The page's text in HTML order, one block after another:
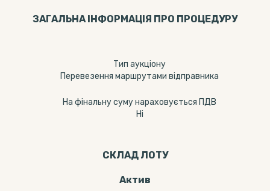
ЗАГАЛЬНА ІНФОРМАЦІЯ ПРО ПРОЦЕДУРУ
Тип аукціону
Перевезення маршрутами відправника
На фінальну суму нараховується ПДВ
Ні
СКЛАД ЛОТУ
Актив